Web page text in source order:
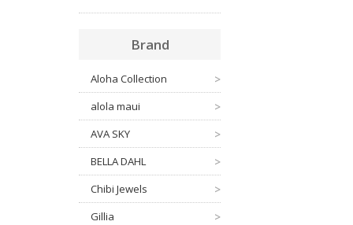
Brand
Aloha Collection >
alola maui >
AVA SKY >
BELLA DAHL >
Chibi Jewels >
Gillia >